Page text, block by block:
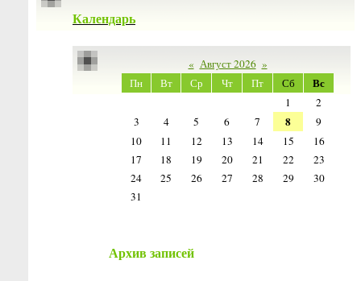
Календарь
« Август 2026 »
Пн
Вт Ср Чт Пт Сб Вс
1
2
3
4 5 6 7 8
9
10
11 12 13 14 15
16
17
18 19 20 21 22
23
24
25 26 27 28 29
30
31
Архив записей